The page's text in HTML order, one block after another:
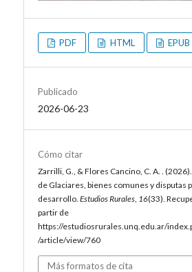
PDF HTML EPUB
Publicado
2026-06-23
Cómo citar
Zarrilli, G., & Flores Cancino, C. A. .
de Glaciares, bienes comunes y disputas
desarrollo. Estudios Rurales 16(33).
partir de
https://estudiosrurales.unq.edu.ar/
/article/view/760
Más formatos de cita